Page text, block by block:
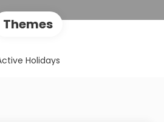
Themes
Holidays